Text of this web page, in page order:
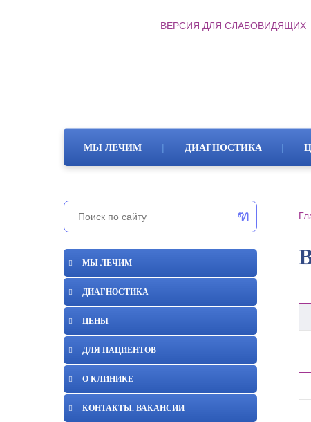
ВЕРСИЯ ДЛЯ СЛАБОВИДЯЩИХ
МЫ ЛЕЧИМ | ДИАГНОСТИКА |
МЫ ЛЕЧИМ
ДИАГНОСТИКА
ЦЕНЫ
ДЛЯ ПАЦИЕНТОВ
О КЛИНИКЕ
КОНТАКТЫ. ВАКАНСИИ